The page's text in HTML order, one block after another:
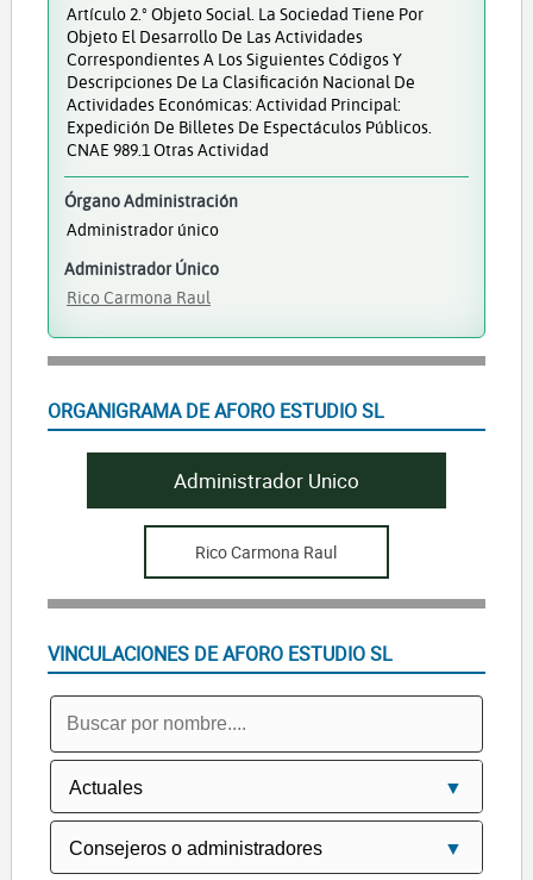
Artículo 2.º Objeto Social. La Sociedad Tiene Por
Objeto El Desarrollo De Las Actividades
Correspondientes A Los Siguientes Códigos Y
Descripciones De La Clasificación Nacional De
Actividades Económicas: Actividad Principal:
Expedición De Billetes De Espectáculos Públicos.
CNAE 989.1 Otras Actividad
Órgano Administración
Administrador único
Administrador Único
Rico Carmona Raul
ORGANIGRAMA DE AFORO ESTUDIO SL
Administrador Unico
Rico Carmona Raul
VINCULACIONES DE AFORO ESTUDIO SL